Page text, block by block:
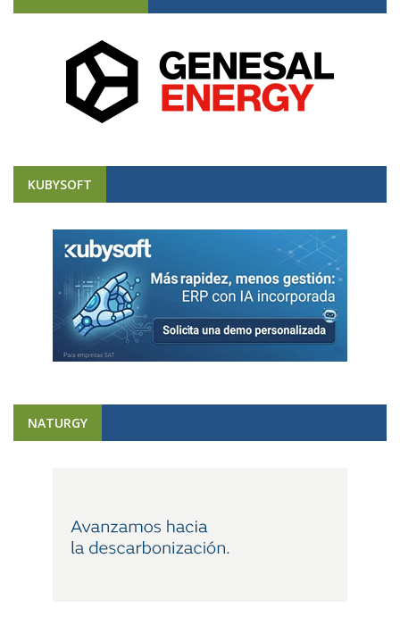
KUBYSOFT
NATURGY